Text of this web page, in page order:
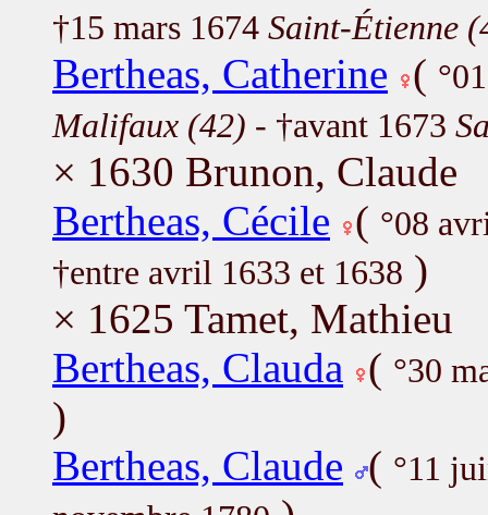
†15 mars 1674 Saint-Étienne
Bertheas, Catherine (
Malifaux (42) - †avant 1673
× 1630 Brunon, Claude
Bertheas, Cécile ( °08
†entre avril 1633 et 1638 )
× 1625 Tamet, Mathieu
Bertheas, Clauda ( °30
)
Bertheas, Claude ( °11